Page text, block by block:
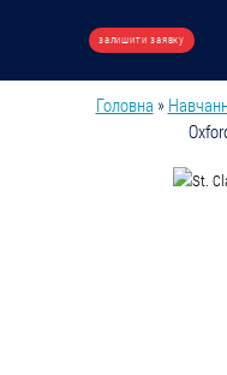
залишити заявку
Ви є тут
Головна »